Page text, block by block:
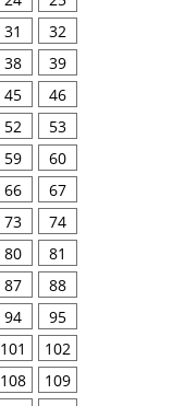
31
32
38
39
45
46
52
53
59
60
66
67
73
74
80
81
87
88
94
95
101
102
108
109